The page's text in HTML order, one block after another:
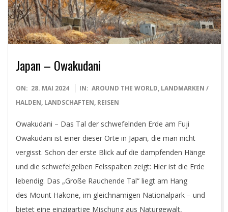
I
G
T
A
L
P
Japan – Owakudani
2024-
05-
ON: 28. MAI 2024 IN: AROUND THE WORLD, LANDMARKEN /
HALDEN, LANDSCHAFTEN, REISEN
Owakudani – Das Tal der schwefelnden Erde am Fuji
Owakudani ist einer dieser Orte in Japan, die man nicht
vergisst. Schon der erste Blick auf die dampfenden Hänge
und die schwefelgelben Felsspalten zeigt: Hier ist die Erde
lebendig. Das „Große Rauchende Tal“ liegt am Hang
des Mount Hakone, im gleichnamigen Nationalpark – und
bietet eine einzigartige Mischung aus Naturgewalt,